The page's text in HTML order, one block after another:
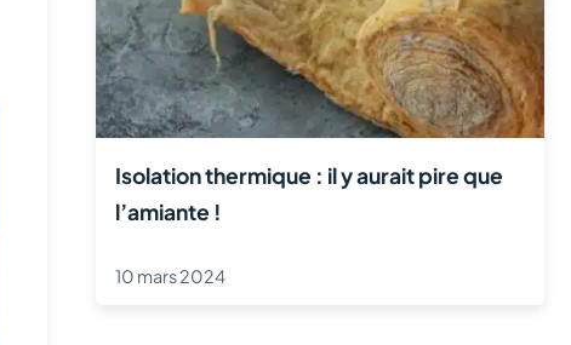
Isolation thermique : il y aurait pire que
l’amiante !
10 mars 2024